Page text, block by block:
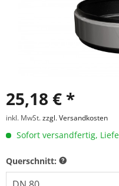
25,18 € *
inkl. MwSt.zzgl. Versandkosten
Sofort versandfertig,
Querschnitt: